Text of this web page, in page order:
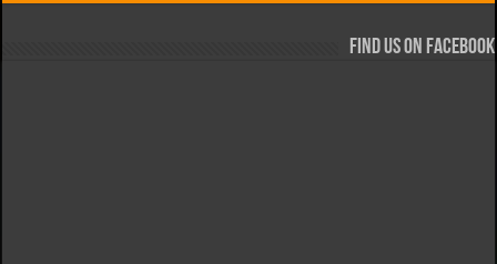
Find us on Facebook